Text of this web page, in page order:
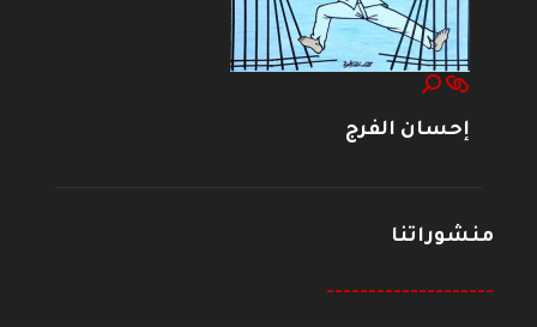
إحسان الفرج
منشوراتنا
--------------------